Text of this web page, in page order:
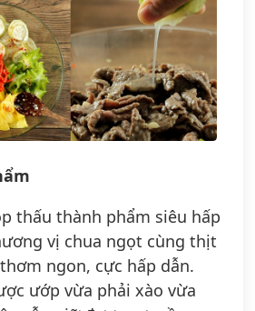
thấu thành phẩm siêu hấp
vị chua ngọt cùng thịt
ngon, cực hấp dẫn.
ướp vừa phải xào vừa